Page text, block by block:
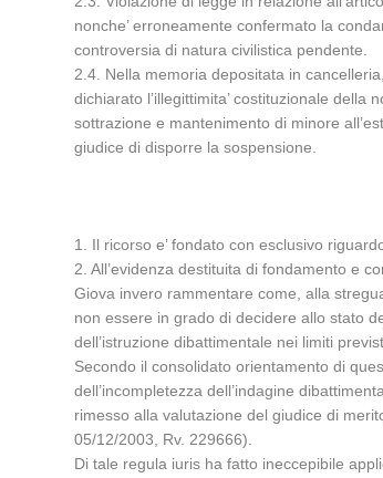
nonche’ erroneamente confermato la
controversia di natura civilistica pendente.
2.4. Nella memoria depositata in
dichiarato l’illegittimita’ costituzionale
sottrazione e mantenimento di minore
giudice di disporre la sospensione.
1. Il ricorso e’ fondato con esclusivo
2. All’evidenza destituita di fondamento e
Giova invero rammentare come, alla
non essere in grado di decidere allo stato
dell’istruzione dibattimentale nei limiti
Secondo il consolidato orientamento di
dell’incompletezza dell’indagine
rimesso alla valutazione del giudice di
05/12/2003, Rv. 229666).
Di tale regula iuris ha fatto ineccepibile